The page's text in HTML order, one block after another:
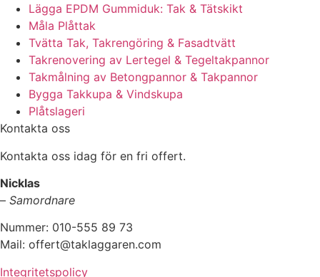
Lägga EPDM Gummiduk: Tak & Tätskikt
Måla Plåttak
Tvätta Tak, Takrengöring & Fasadtvätt
Takrenovering av Lertegel & Tegeltakpannor
Takmålning av Betongpannor & Takpannor
Bygga Takkupa & Vindskupa
Plåtslageri
Kontakta oss
Kontakta oss idag för en fri offert.
Nicklas
– Samordnare
Nummer: 010-555 89 73
Mail: offert@taklaggaren.com
Integritetspolicy